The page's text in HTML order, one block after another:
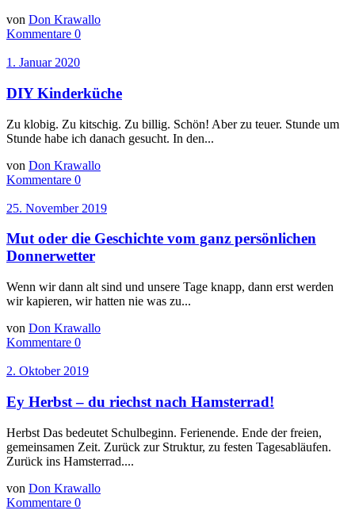
von Don Krawallo
Kommentare 0
1. Januar 2020
DIY Kinderküche
Zu klobig. Zu kitschig. Zu billig. Schön! Aber zu teuer. Stunde um
Stunde habe ich danach gesucht. In den...
von Don Krawallo
Kommentare 0
25. November 2019
Mut oder die Geschichte vom ganz persönlichen
Donnerwetter
Wenn wir dann alt sind und unsere Tage knapp, dann erst werden
wir kapieren, wir hatten nie was zu...
von Don Krawallo
Kommentare 0
2. Oktober 2019
Ey Herbst – du riechst nach Hamsterrad!
Herbst Das bedeutet Schulbeginn. Ferienende. Ende der freien,
gemeinsamen Zeit. Zurück zur Struktur, zu festen Tagesabläufen.
Zurück ins Hamsterrad....
von Don Krawallo
Kommentare 0